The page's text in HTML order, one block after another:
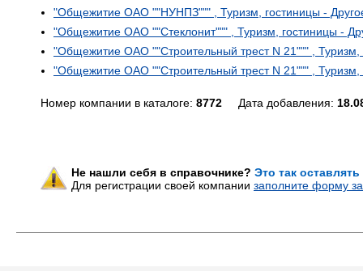
"Общежитие ОАО ""НУНПЗ""" , Туризм, гостиницы -
"Общежитие ОАО ""Стеклонит""" , Туризм, гостиницы -
"Общежитие ОАО ""Строительный трест N 21""" , Туризм,
"Общежитие ОАО ""Строительный трест N 21""" , Туризм,
Номер компании в каталоге: 8772 Дата добавления:
Не нашли себя в справочнике? Это так
Для регистрации своей компании заполните форму